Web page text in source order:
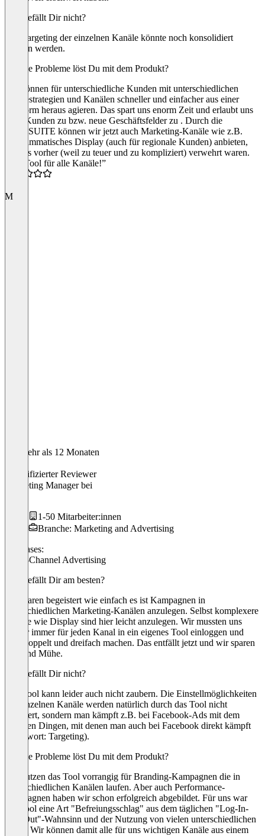
Was gefällt Dir nicht?
Das Targeting der einzelnen Kanäle könnte noch konsolidiert
werden werden.
Welche Probleme löst Du mit dem Produkt?
Wir können für unterschiedliche Kunden mit unterschiedlichen
Werbestrategien und Kanälen schneller und einfacher aus einer
Plattform heraus agieren. Das spart uns enorm Zeit und erlaubt uns
neue Kunden zu bzw. neue Geschäftsfelder zu . Durch die
42ADSUITE können wir jetzt auch Marketing-Kanäle wie z.B.
programmatisches Display (auch für regionale Kunden) anbieten,
die uns vorher (weil zu teuer und zu kompliziert) verwehrt waren.
“Ein Tool für alle Kanäle!”
M
Vor mehr als 12 Monaten
Verifizierter Reviewer
Marketing Managerbei
1-50 Mitarbeiter:innen
Branche: Marketing and Advertising
Use cases:
Cross-Channel Advertising
Was gefällt Dir am besten?
Wir waren begeistert wie einfach es ist Kampagnen in
unterschiedlichen Marketing-Kanälen anzulegen. Selbst komplexere
Kanäle wie Display sind hier leicht anzulegen. Wir mussten uns
vorher immer für jeden Kanal in ein eigenes Tool einloggen und
alles doppelt und dreifach machen. Das entfällt jetzt und wir sparen
Zeit und Mühe.
Was gefällt Dir nicht?
Das Tool kann leider auch nicht zaubern. Die Einstellmöglichkeiten
der einzelnen Kanäle werden natürlich durch das Tool nicht
erweitert, sondern man kämpft z.B. bei Facebook-Ads mit dem
gleichen Dingen, mit denen man auch bei Facebook direkt kämpft
(Stichwort: Targeting).
Welche Probleme löst Du mit dem Produkt?
Wir nutzen das Tool vorrangig für Branding-Kampagnen die in
unterschiedlichen Kanälen laufen. Aber auch Performance-
Kampagnen haben wir schon erfolgreich abgebildet. Für uns war
das Tool eine Art "Befreiungsschlag" aus dem täglichen "Log-In-
Log-Out"-Wahnsinn und der Nutzung von vielen unterschiedlichen
Tools. Wir können damit alle für uns wichtigen Kanäle aus einem